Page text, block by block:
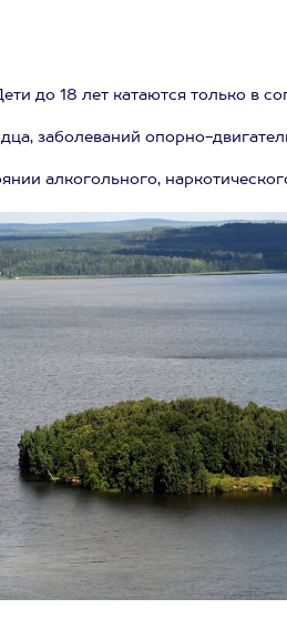
до 18 лет катаются только в
заболеваний опорно-
алкогольного,